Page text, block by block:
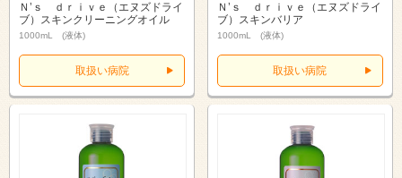
Ｎ’ｓ ｄｒｉｖｅ（エヌズドライ
ブ）スキンクリーニングオイル
1000mL (液体)
取扱い病院
Ｎ’ｓ ｄｒｉｖｅ（エヌズドライ
ブ）スキンバリア
1000mL (液体)
取扱い病院